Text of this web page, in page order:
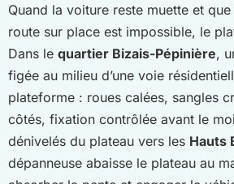
Quand la voiture reste muette et
route sur place est impossible, le
Dans le quartier Bizais-Pépinière,
figée au milieu d’une voie
plateforme : roues calées, sangles
côtés, fixation contrôlée avant le
dénivelés du plateau vers les Hauts
dépanneuse abaisse le plateau au